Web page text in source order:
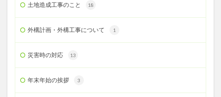
土地造成工事のこと 18
外構計画・外構工事について 1
災害時の対応 13
年末年始の挨拶 3